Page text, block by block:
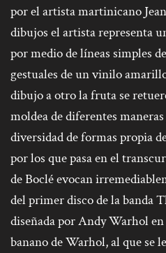
por el artista martinicano
dibujos el artista representa
por medio de líneas simples
gestuales de un vinilo
dibujo a otro la fruta se
moldea de diferentes
diversidad de formas propia
por los que pasa en el
de Boclé evocan
del primer disco de la banda
diseñada por Andy Warhol
banano de Warhol, al que se